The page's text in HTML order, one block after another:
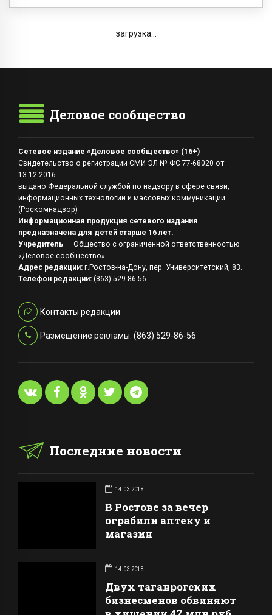
загрузка...
Деловое сообщество
Сетевое издание «Деловое сообщество» (16+)
Свидетельство о регистрации СМИ ЭЛ № ФС 77-68020 от
13.12.2016
выдано Федеральной службой по надзору в сфере связи,
информационных технологий и массовых коммуникаций
(Роскомнадзор)
Информационная продукция сетевого издания
предназначена для детей старше 16 лет.
Учредитель — Общество с ограниченной ответственностью
«Деловое сообщество»
Адрес редакции: г.Ростов-на-Дону, пер. Университетский, 83.
Телефон редакции: (863) 529-86-56
Контакты редакции
Размещение рекламы: (863) 529-86-56
Последние новости
14.03.2018
В Ростове за вечер
ограбили аптеку и
магазин
14.03.2018
Двух таганрогских
бизнесменов обвиняют